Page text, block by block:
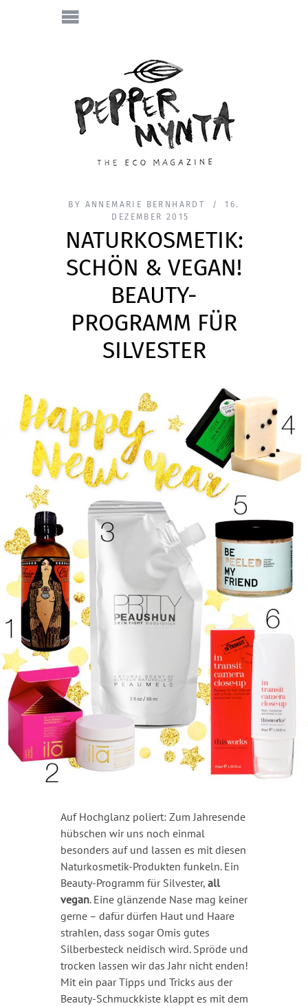
BY ANNEMARIE BERNHARDT
16.
DEZEMBER 2015
NATURKOSMETIK:
SCHÖN & VEGAN!
BEAUTY-
PROGRAMM FÜR
SILVESTER
Auf Hochglanz poliert: Zum Jahresende
hübschen wir uns noch einmal
besonders auf und lassen es mit diesen
Naturkosmetik-Produkten funkeln. Ein
Beauty-Programm für Silvester, all
vegan. Eine glänzende Nase mag keiner
gerne – dafür dürfen Haut und Haare
strahlen, dass sogar Omis gutes
Silberbesteck neidisch wird. Spröde und
trocken lassen wir das Jahr nicht enden!
Mit ein paar Tipps und Tricks aus der
Beauty-Schmuckkiste klappt es mit dem